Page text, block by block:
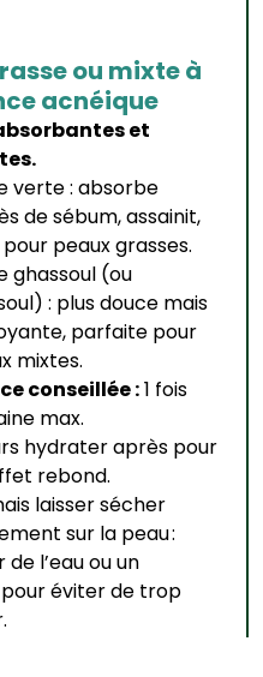
ou mixte à
acnéique
et
verte : absorbe
de sébum, assainit,
peaux grasses.
ghassoul (ou
: plus douce mais
parfaite pour
mixtes.
conseillée : 1 fois
max.
hydrater après pour
rebond.
laisser sécher
sur la peau :
l’eau ou un
éviter de trop